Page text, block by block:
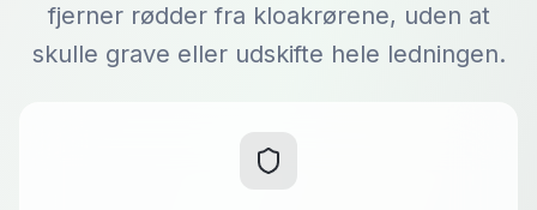
fjerner rødder fra kloakrørene, uden at
skulle grave eller udskifte hele ledningen.